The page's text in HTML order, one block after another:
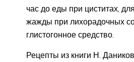
час до еды при циститах,
жажды при лихорадочных
глистогонное средство.
Рецепты из книги Н.